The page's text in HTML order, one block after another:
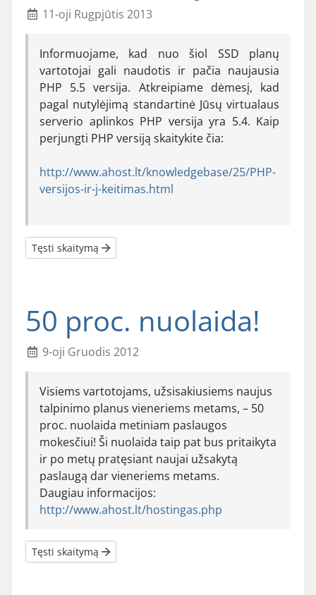
11-oji Rugpjūtis 2013
Informuojame, kad nuo šiol SSD planų
vartotojai gali naudotis ir pačia naujausia
PHP 5.5 versija. Atkreipiame dėmesį, kad
pagal nutylėjimą standartinė Jūsų virtualaus
serverio aplinkos PHP versija yra 5.4. Kaip
perjungti PHP versiją skaitykite čia:
http://www.ahost.lt/knowledgebase/25/PHP-
versijos-ir-j-keitimas.html
Tęsti skaitymą
50 proc. nuolaida!
9-oji Gruodis 2012
Visiems vartotojams, užsisakiusiems naujus
talpinimo planus vieneriems metams, – 50
proc. nuolaida metiniam paslaugos
mokesčiui! Ši nuolaida taip pat bus pritaikyta
ir po metų pratęsiant naujai užsakytą
paslaugą dar vieneriems metams.
Daugiau informacijos:
http://www.ahost.lt/hostingas.php
Tęsti skaitymą